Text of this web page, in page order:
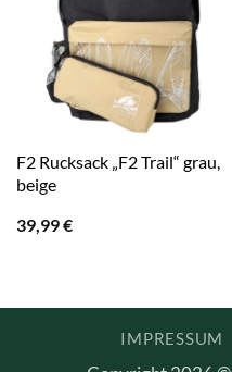
F2 Rucksack „F2 Trail“ grau,
beige
39,99€
IMPRESSUM